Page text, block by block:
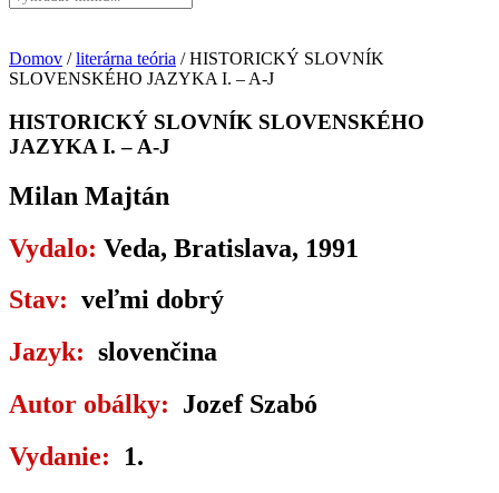
Domov /literárna teória / HISTORICKÝ SLOVNÍK
SLOVENSKÉHO JAZYKA I. – A-J
HISTORICKÝ SLOVNÍK SLOVENSKÉHO
JAZYKA I. – A-J
Milan Majtán
Vydalo: Veda, Bratislava, 1991
Stav: veľmi dobrý
Jazyk: slovenčina
Autor obálky: Jozef Szabó
Vydanie: 1.